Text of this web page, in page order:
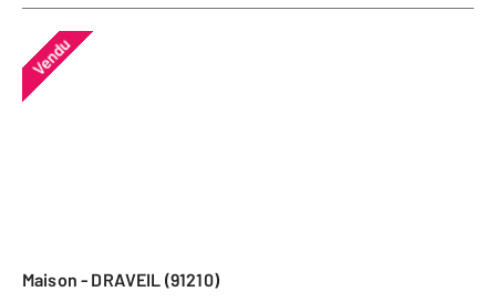
Vendu
Maison - DRAVEIL (91210)